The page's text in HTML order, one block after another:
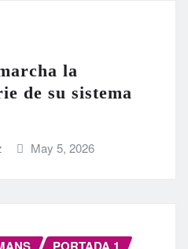
la
de su sistema
May 5, 2026